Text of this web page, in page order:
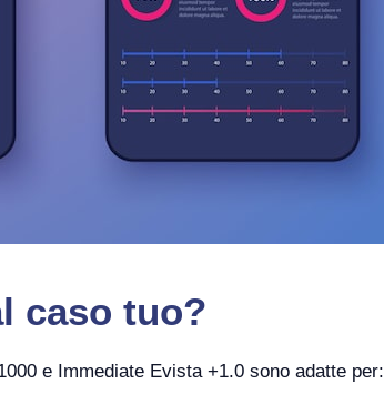
caso tuo?
e Immediate Evista +1.0 sono adatte per: